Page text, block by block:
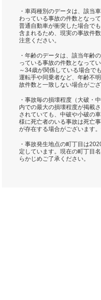
・車両種別のデータは、該当
わっている事故の件数となっ
普通自動車が衝突した場合で
含まれるため、現実の事故件
注意ください。
・年齢のデータは、該当年齢
っている事故の件数となって
～34歳が関係している場合で
運転手や同乗者など、年齢不
故件数と一致しない場合がご
・事故毎の損壊程度（大破・
内での最大の損壊程度が掲載
されていても、中破や小破の
様に死亡者のいる事故は死亡
が存在する場合がございます
・事故発生地点の町丁目は
定しています。現在の町丁目
らかじめご了承ください。